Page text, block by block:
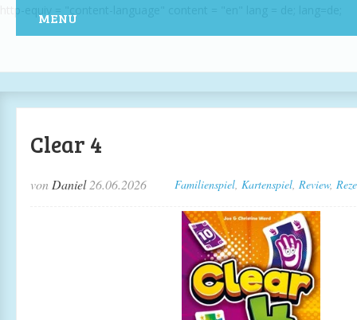
MENU
Clear 4
von Daniel 26.06.2026 Familienspiel, Kartenspiel, Review,